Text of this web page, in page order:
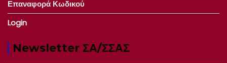
Επαναφορά Κωδικού
Login
Newsletter ΣΑ/ΣΣΑΣ